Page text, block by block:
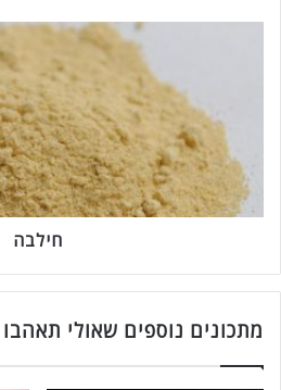
ע
ע
חילבה
מתכונים נוספים שאולי תאהבו